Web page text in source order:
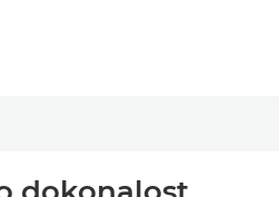
breadcrumbs